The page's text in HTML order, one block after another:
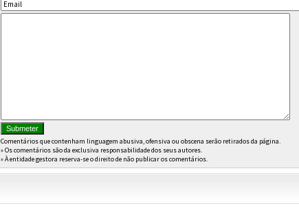
Comentários que contenham linguagem abusiva, ofensiva ou obscena serão retirados da página.
» Os comentários são da exclusiva responsabilidade dos seus autores.
» À entidade gestora reserva-se o direito de não publicar os comentários.